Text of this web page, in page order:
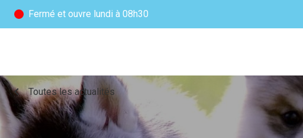
Fermé et ouvre lundi à 08h30
chevron_left Toutes les actualités